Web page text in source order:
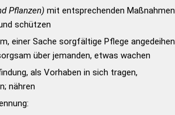
Pflanzen) mit entsprechenden Maßnahmen
schützen
einer Sache sorgfältige Pflege angedeihen
über jemanden, etwas wachen
als Vorhaben in sich tragen,
nähren